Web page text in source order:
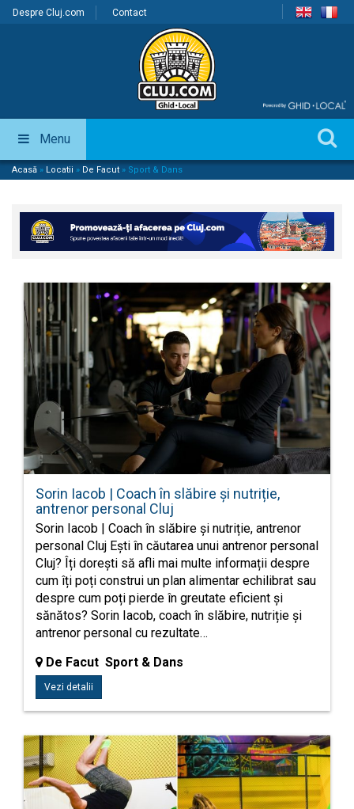
Despre Cluj.com Contact
Menu
Acasă » Locatii » De Facut » Sport & Dans
Sorin Iacob | Coach în slăbire și nutriție,
antrenor personal Cluj
Sorin Iacob | Coach în slăbire și nutriție, antrenor
personal Cluj Ești în căutarea unui antrenor personal
Cluj? Îți dorești să afli mai multe informații despre
cum îți poți construi un plan alimentar echilibrat sau
despre cum poți pierde în greutate eficient și
sănătos? Sorin Iacob, coach în slăbire, nutriție și
antrenor personal cu rezultate…
De Facut Sport & Dans
Vezi detalii